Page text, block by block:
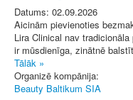
Datums: 02.09.2026
Aicinām pievienoties
Lira Clinical nav
ir mūsdienīga, zinātnē
Tālāk »
Organizē kompānija:
Beauty Baltikum SIA